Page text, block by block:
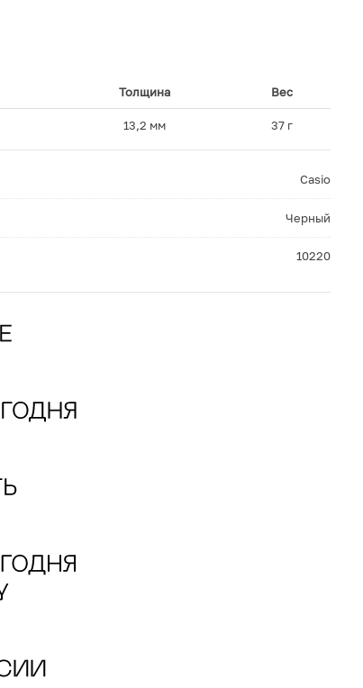
Толщина Вес
13,2 мм 37 г
Casio
Черный
10220